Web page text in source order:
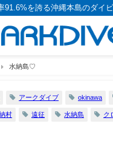
91.6%を誇る沖縄本島のダイ
水納島♡
アークダイブ okinawa
村 遠征 水納島 ク